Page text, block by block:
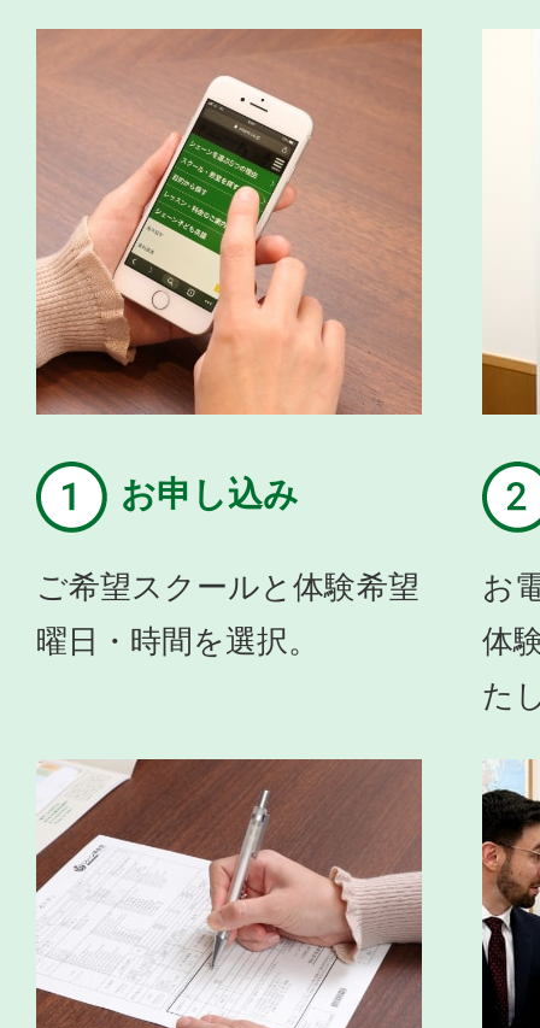
お申し込み
ご希望スクールと体験希望
曜日・時間を選択。
お
体
た